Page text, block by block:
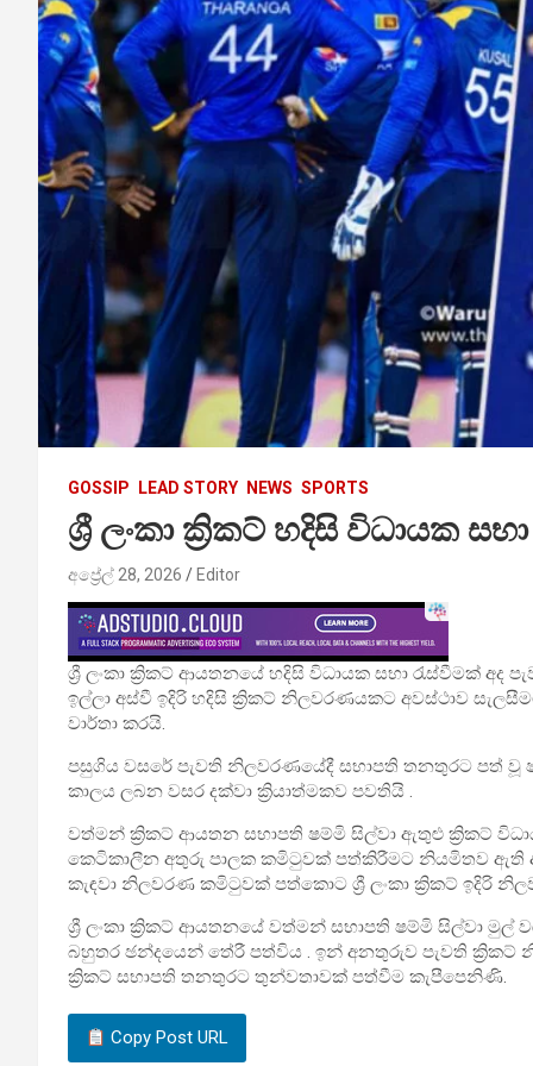
GOSSIP LEAD STORY NEWS SPORTS
ශ්‍රී ලංකා ක්‍රිකට් හදිසි විධායක
අප්‍රේල් 28, 2026 Editor
ශ්‍රී ලංකා ක්‍රිකට් ආය­ත­නයේ හදිසි විධා­යක සභා රැස්වී­මක්
ඉල්ලා අස්වී ඉදිරි හදිසි ක්‍රිකට් නිල­ව­ර­ණ­ය­කට අව­ස්ථාව
වාර්තා කරයි.
පසු­ගිය වසරේ පැවති නිල­ව­ර­ණ‍යේදී සභා­පති තන­තු­රට පත්
කාලය ලබන වසර දක්වා ක්‍රියා­ත්ම­කව පව­තියි .
වත්මන් ක්‍රිකට් ආය­තන සභා­පති ෂම්මි සිල්වා ඇතුළු ක්‍රිකට්
කෙටි­කා­ලීන අතුරු පාලක කමි­ටු­වක් පත්කිරී­මට නිය­මි­තව ඇති
කැඳවා නිල­ව­රණ කමි­ටු­වක් පත්කොට ශ්‍රී ලංකා ක්‍රිකට් ඉදිරි
ශ්‍රී ලංකා ක්‍රිකට් ආය­ත­නයේ වත්මන් සභා­පති ෂම්මි සිල්වා මුල්
බහු­තර ඡන්ද­යෙන් තේරී පත්විය . ඉන් අන­තු­රුව පැවති ක්‍රිකට්
ක්‍රිකට් සභා­පති තන­තු­රට තුන්ව­තා­වක් පත්වීම කැපී­පෙ­නිණි.
Copy Post URL